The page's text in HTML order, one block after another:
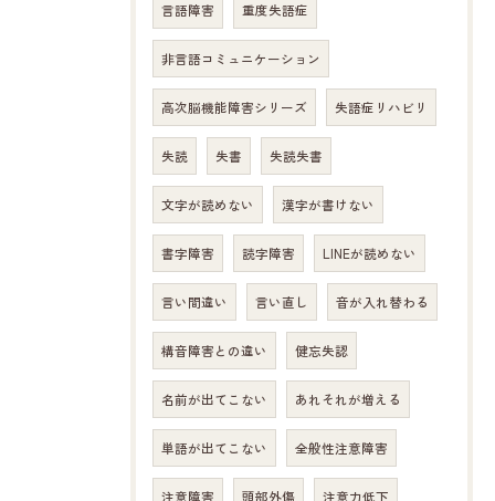
言語障害 重度失語症
非言語コミュニケーション
高次脳機能障害シリーズ 失語症リハビリ
失読 失書 失読失書
文字が読めない 漢字が書けない
書字障害 読字障害 LINEが読めない
言い間違い 言い直し 音が入れ替わる
構音障害との違い 健忘失認
名前が出てこない あれそれが増える
単語が出てこない 全般性注意障害
注意障害 頭部外傷 注意力低下